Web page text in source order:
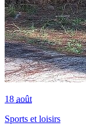
18 août
Sports et loisirs